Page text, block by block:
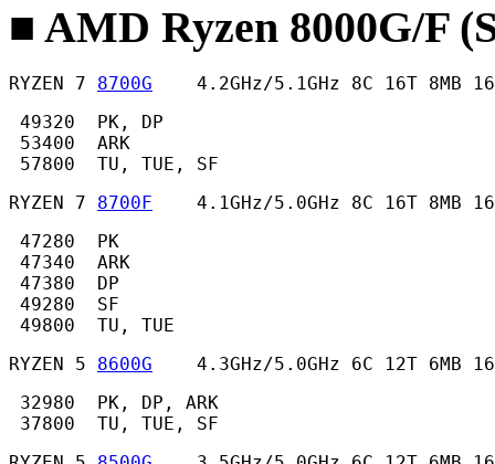
■ AMD Ryzen 8000G/F
RYZEN 7 8700G
4.2GHz/5.1GHz 8C 16T 8MB
49320  PK, DP
53400  ARK
57800  TU, TUE, SF
RYZEN 7 8700F
4.1GHz/5.0GHz 8C 16T 8MB
47280  PK
47340  ARK
47380  DP
49280  SF
49800  TU, TUE
RYZEN 5 8600G
4.3GHz/5.0GHz 6C 12T 6MB
32980  PK, DP, ARK
37800  TU, TUE, SF